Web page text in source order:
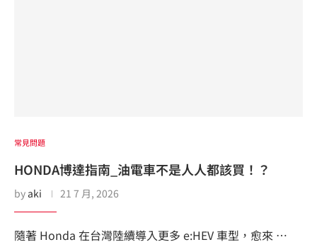
常見問題
HONDA博達指南_油電車不是人人都該買！？
by aki 21 7 月, 2026
隨著 Honda 在台灣陸續導入更多 e:HEV 車型，愈來 …